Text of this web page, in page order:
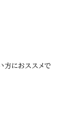
方におススメで